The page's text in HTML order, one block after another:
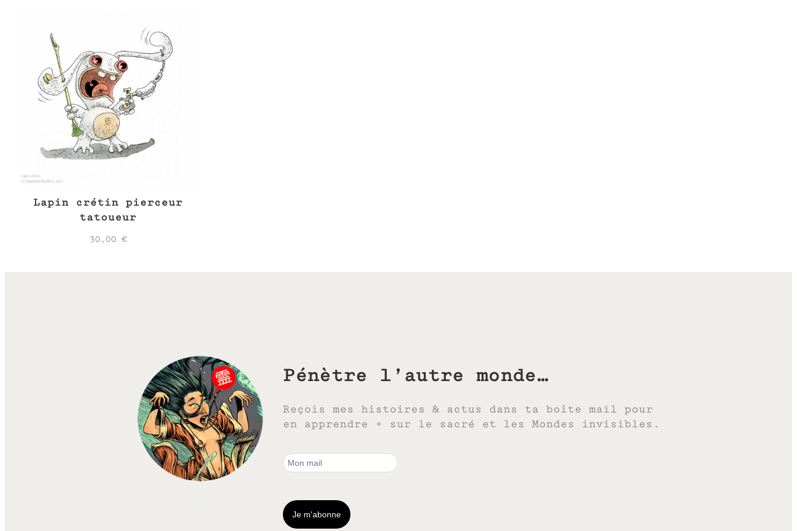
Lapin crétin pierceur
tatoueur
30,00 €
Pénètre l’autre monde…
Reçois mes histoires & actus dans ta boîte mail pour
en apprendre + sur le sacré et les Mondes invisibles.